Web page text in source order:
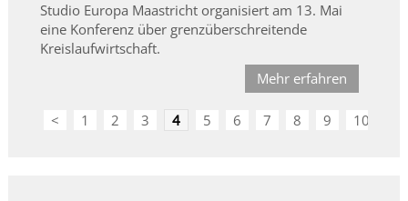
Studio Europa Maastricht organisiert am 13. Mai
eine Konferenz über grenzüberschreitende
Kreislaufwirtschaft.
Mehr erfahren
< 1 2 3 4 5 6 7 8 9 10